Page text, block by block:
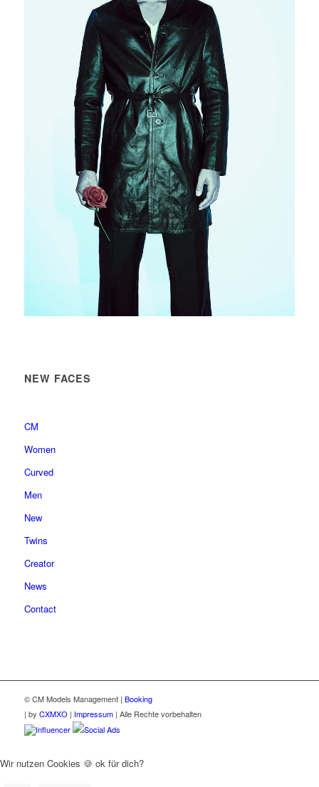
NEW FACES
CM
Women
Curved
Men
New
Twins
Creator
News
Contact
© CM Models Management | Booking
| by CXMXO | Impressum| Alle Rechte vorbehalten
Influencer
Social Ads
Wir nutzen Cookies 🍪 ok für dich?